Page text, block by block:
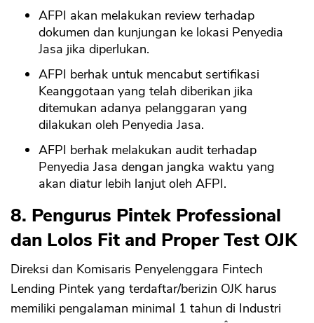
AFPI akan melakukan review terhadap
dokumen dan kunjungan ke lokasi Penyedia
Jasa jika diperlukan.
AFPI berhak untuk mencabut sertifikasi
Keanggotaan yang telah diberikan jika
ditemukan adanya pelanggaran yang
dilakukan oleh Penyedia Jasa.
AFPI berhak melakukan audit terhadap
Penyedia Jasa dengan jangka waktu yang
akan diatur lebih lanjut oleh AFPI.
8. Pengurus Pintek Professional
dan Lolos Fit and Proper Test OJK
Direksi dan Komisaris Penyelenggara Fintech
Lending Pintek yang terdaftar/berizin OJK harus
memiliki pengalaman minimal 1 tahun di Industri